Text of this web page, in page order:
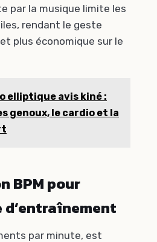
par la musique limite les
rendant le geste
plus économique sur le
elliptique avis kiné :
genoux, le cardio et la
BPM pour
par minute, est